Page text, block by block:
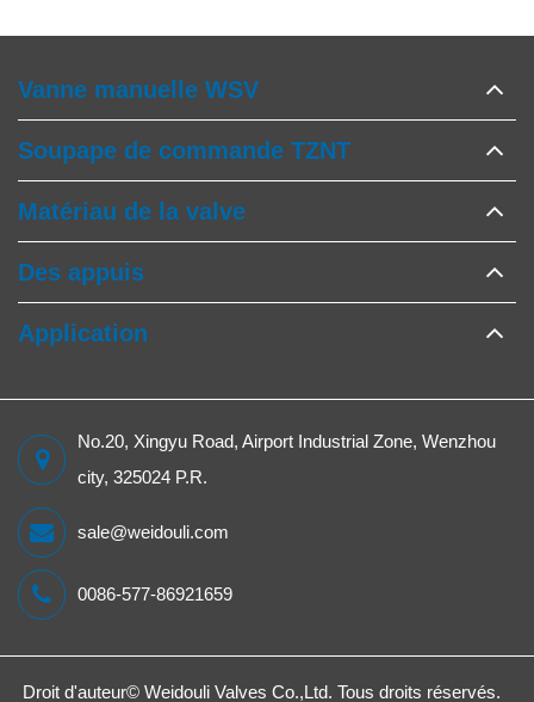
Vanne manuelle WSV
Soupape de commande TZNT
Matériau de la valve
Des appuis
Application
No.20, Xingyu Road, Airport Industrial Zone, Wenzhou
city, 325024 P.R.
sale@weidouli.com
0086-577-86921659
Droit d'auteur©Weidouli Valves Co.,Ltd. Tous droits réservés.